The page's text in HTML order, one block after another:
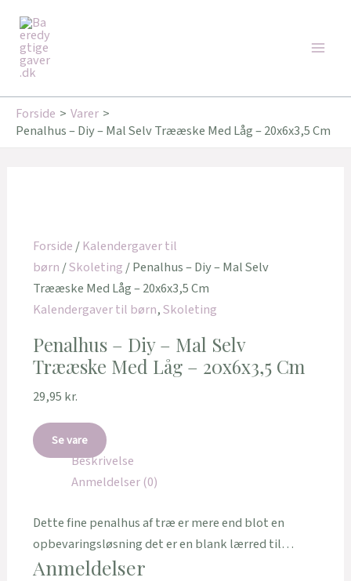
indholdet
Forside
Varer
Penalhus – Diy – Mal Selv Trææske Med Låg – 20x6x3,5 Cm
Forside/Kalendergaver til
børn/Skoleting/ Penalhus – Diy – Mal Selv
Trææske Med Låg – 20x6x3,5 Cm
Kalendergaver til børn,Skoleting
Penalhus – Diy – Mal Selv
Trææske Med Låg – 20x6x3,5 Cm
29,95 kr.
Se vare
Beskrivelse
Anmeldelser (0)
Dette fine penalhus af træ er mere end blot en
opbevaringsløsning det er en blank lærred til…
Anmeldelser